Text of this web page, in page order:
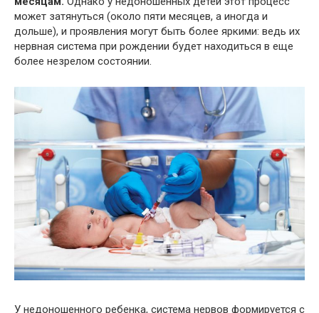
может затянуться (около пяти месяцев, а иногда и
дольше), и проявления могут быть более яркими: ведь их
нервная система при рождении будет находиться в еще
более незрелом состоянии.
У недоношенного ребенка, система нервов формируется с